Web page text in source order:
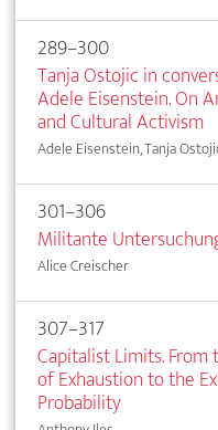
289–300
Tanja Ostojic in
Adele Eisenstein. On
and Cultural Activism
Adele Eisenstein, Tanja
301–306
Militante
Alice Creischer
307–317
Capitalist Limits.
of Exhaustion to the
Probability